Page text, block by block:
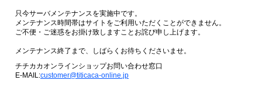
只今サーバメンテナンスを実施中です。
メンテナンス時間帯はサイトをご利用いただくことができません。
ご不便・ご迷惑をお掛け致しますことお詫び申し上げます。
メンテナンス終了まで、しばらくお待ちくださいませ。
チチカカオンラインショップお問い合わせ窓口
E-MAIL:customer@titicaca-online.jp